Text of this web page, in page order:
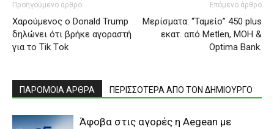
Προηγούμενο άρθρο
Χαρούμενος ο Donald Trump
δηλώνει ότι βρήκε αγοραστή
για το Τik Τok
Επόμενο άρθρο
Μερίσματα: “Ταμείο” 450 plus
εκατ. από Metlen, MOH &
Optima Bank.
ΠΑΡΟΜΟΙΑ ΑΡΘΡΑ ΠΕΡΙΣΣΟΤΕΡΑ ΑΠΟ ΤΟΝ ΔΗΜΙΟΥΡΓΟ
Άφοβα στις αγορές η Aegean με